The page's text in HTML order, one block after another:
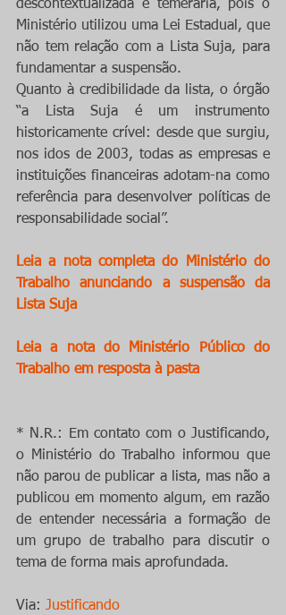
descontextualizada e temerária, pois o
Ministério utilizou uma Lei Estadual, que
não tem relação com a Lista Suja, para
fundamentar a suspensão.
Quanto à credibilidade da lista, o órgão
“a Lista Suja é um instrumento
historicamente crível: desde que surgiu,
nos idos de 2003, todas as empresas e
instituições financeiras adotam-na como
referência para desenvolver políticas de
responsabilidade social”.
Leia a nota completa do Ministério do
Trabalho anunciando a suspensão da
Lista Suja
Leia a nota do Ministério Público do
Trabalho em resposta à pasta
* N.R.: Em contato com o Justificando,
o Ministério do Trabalho informou que
não parou de publicar a lista, mas não a
publicou em momento algum, em razão
de entender necessária a formação de
um grupo de trabalho para discutir o
tema de forma mais aprofundada.
Via: Justificando